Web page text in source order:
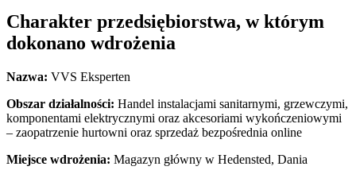
Charakter przedsiębiorstwa, w którym
dokonano wdrożenia
Nazwa: VVS Eksperten
Obszar działalności: Handel instalacjami sanitarnymi, grzewczymi,
komponentami elektrycznymi oraz akcesoriami wykończeniowymi
– zaopatrzenie hurtowni oraz sprzedaż bezpośrednia online
Miejsce wdrożenia: Magazyn główny w Hedensted, Dania